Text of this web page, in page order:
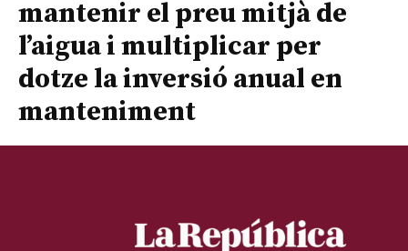
mantenir el preu mitjà de
l’aigua i multiplicar per
dotze la inversió anual en
manteniment